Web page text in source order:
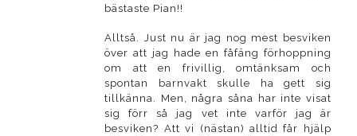
bästaste Pian!!
Alltså. Just nu är jag nog mest besviken
över att jag hade en fåfäng förhoppning
om att en frivillig, omtänksam och
spontan barnvakt skulle ha gett sig
tillkänna. Men, några såna har inte visat
sig förr så jag vet inte varför jag är
besviken? Att vi (nästan) alltid får hjälp